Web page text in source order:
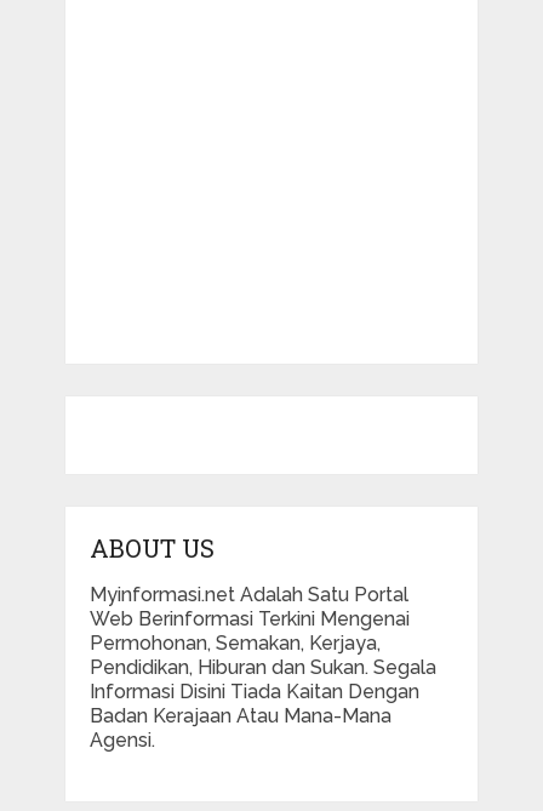
ABOUT US
Myinformasi.net Adalah Satu Portal
Web Berinformasi Terkini Mengenai
Permohonan, Semakan, Kerjaya,
Pendidikan, Hiburan dan Sukan. Segala
Informasi Disini Tiada Kaitan Dengan
Badan Kerajaan Atau Mana-Mana
Agensi.